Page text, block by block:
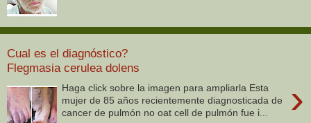
Cual es el diagnóstico?
Flegmasia cerulea dolens
›
Haga click sobre la imagen para ampliarla Esta
mujer de 85 años recientemente diagnosticada de
cancer de pulmón no oat cell de pulmón fue i...